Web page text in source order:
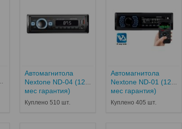
Автомагнитола
Nextone ND-04 (12
мес гарантия)
Куплено 510 шт.
Автомагнитола
Nextone ND-01 (12
мес гарантия)
Куплено 405 шт.